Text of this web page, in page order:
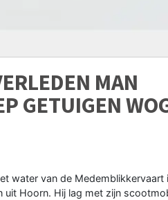
MAN
GETUIGEN
water van de Medemblikkervaart
Hoorn. Hij lag met zijn